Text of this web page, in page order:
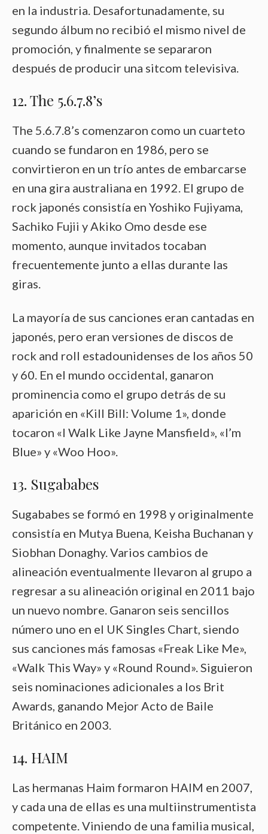
en la industria. Desafortunadamente, su
segundo álbum no recibió el mismo nivel de
promoción, y finalmente se separaron
después de producir una sitcom televisiva.
12. The 5.6.7.8’s
The 5.6.7.8’s comenzaron como un cuarteto
cuando se fundaron en 1986, pero se
convirtieron en un trío antes de embarcarse
en una gira australiana en 1992. El grupo de
rock japonés consistía en Yoshiko Fujiyama,
Sachiko Fujii y Akiko Omo desde ese
momento, aunque invitados tocaban
frecuentemente junto a ellas durante las
giras.
La mayoría de sus canciones eran cantadas en
japonés, pero eran versiones de discos de
rock and roll estadounidenses de los años 50
y 60. En el mundo occidental, ganaron
prominencia como el grupo detrás de su
aparición en «Kill Bill: Volume 1», donde
tocaron «I Walk Like Jayne Mansfield», «I’m
Blue» y «Woo Hoo».
13. Sugababes
Sugababes se formó en 1998 y originalmente
consistía en Mutya Buena, Keisha Buchanan y
Siobhan Donaghy. Varios cambios de
alineación eventualmente llevaron al grupo a
regresar a su alineación original en 2011 bajo
un nuevo nombre. Ganaron seis sencillos
número uno en el UK Singles Chart, siendo
sus canciones más famosas «Freak Like Me»,
«Walk This Way» y «Round Round». Siguieron
seis nominaciones adicionales a los Brit
Awards, ganando Mejor Acto de Baile
Británico en 2003.
14. HAIM
Las hermanas Haim formaron HAIM en 2007,
y cada una de ellas es una multiinstrumentista
competente. Viniendo de una familia musical,